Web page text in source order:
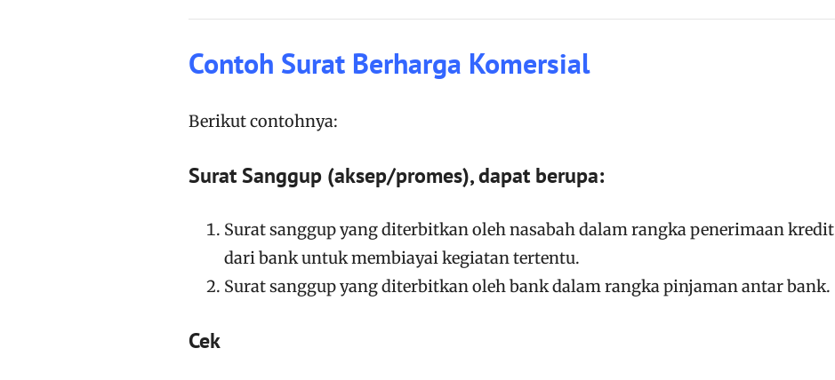
Contoh Surat Berharga Komersial
Berikut contohnya:
Surat Sanggup (aksep/promes), dapat berupa:
Surat sanggup yang diterbitkan oleh nasabah dalam rangka penerimaan kredit
dari bank untuk membiayai kegiatan tertentu.
Surat sanggup yang diterbitkan oleh bank dalam rangka pinjaman antar bank.
Cek